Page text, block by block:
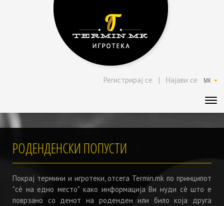
MK
Најави се
|
Регистрирај се
РОДЕНДЕНСКИ ПОПУСТИ
Покрај термини и игротеки, отсега Termin.mk по принципот
"сè на едно место" како информација Ви нуди сè што е
поврзано со денот на роденден или било која друга